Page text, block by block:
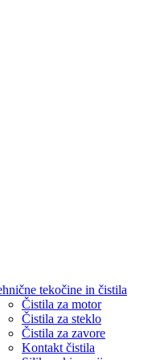
tekočine in čistila
Čistila za motor
Čistila za steklo
Čistila za zavore
Kontakt čistila